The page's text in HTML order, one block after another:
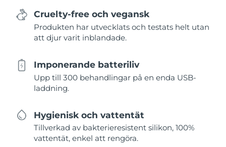
Cruelty-free och vegansk
Produkten har utvecklats och testats helt utan
att djur varit inblandade.
Imponerande batteriliv
Upp till 300 behandlingar på en enda USB-
laddning.
Hygienisk och vattentät
Tillverkad av bakterieresistent silikon, 100%
vattentät, enkel att rengöra.